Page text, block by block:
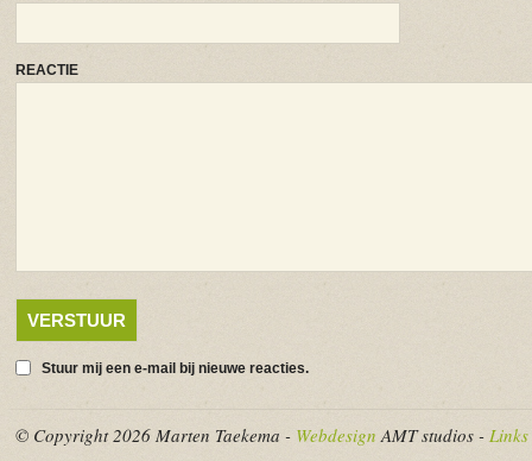
REACTIE
Stuur mij een e-mail bij nieuwe reacties.
© Copyright 2026 Marten Taekema - Webdesign AMT studios - Links